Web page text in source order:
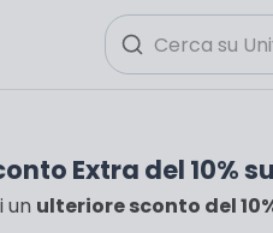
Extra del 10%
un ulteriore sconto del